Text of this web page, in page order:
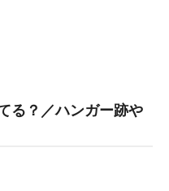
る？／ハンガー跡や